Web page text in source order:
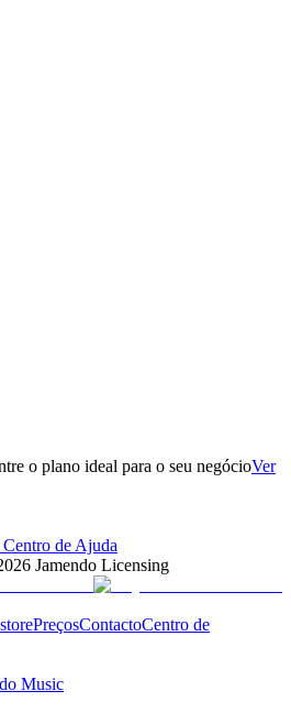
o plano ideal para o seu negócioVer
de Ajuda
Jamendo Licensing
PreçosContactoCentro de
Music